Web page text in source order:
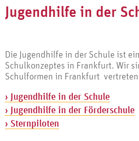
Jugendhilfe in der
Die Jugendhilfe in der Schule ist
Schulkonzeptes in Frankfurt. Wir
Schulformen in Frankfurt
Jugendhilfe in der Schule
Jugendhilfe in der Förderschule
Sternpiloten